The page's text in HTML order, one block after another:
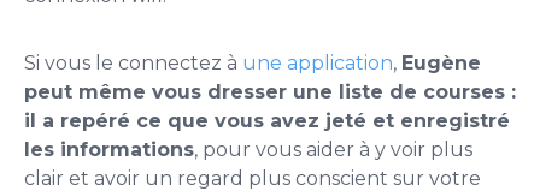
Si vous le connectez à une application, Eugène
peut même vous dresser une liste de courses :
il a repéré ce que vous avez jeté et enregistré
les informations, pour vous aider à y voir plus
clair et avoir un regard plus conscient sur votre